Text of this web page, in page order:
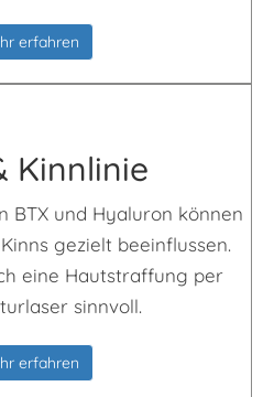
erfahren
Kinn­linie
BTX und Hyaluron können
gezielt beeinflussen.
eine Hautstraffung per
sinnvoll.
erfahren